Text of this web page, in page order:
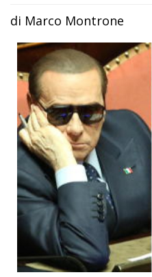
di Marco Montrone